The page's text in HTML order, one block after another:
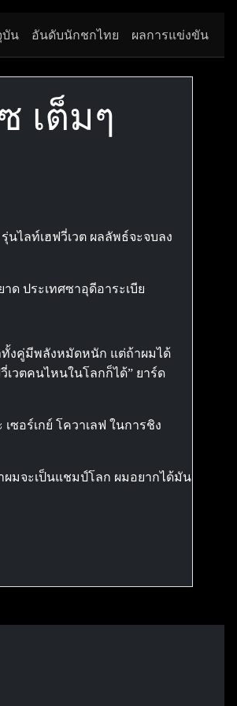
บัน อันดับนักชกไทย ผลการแข่งขัน
เต็มๆ
ไลท์เฮฟวี่เวต ผลลัพธ์จะจบลง
ด ประเทศซาอุดีอาระเบีย
ทั้งคู่มีพลังหมัดหนัก แต่ถ้าผมได้
วตคนไหนในโลกก็ได้” ยาร์ด
ซอร์เกย์ โควาเลฟ ในการชิง
มจะเป็นแชมป์โลก ผมอยากได้มัน